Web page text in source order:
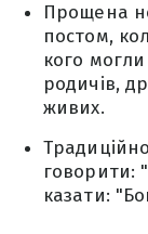
Прощена
постом,
кого
родичів,
живих.
говорити:
казати: